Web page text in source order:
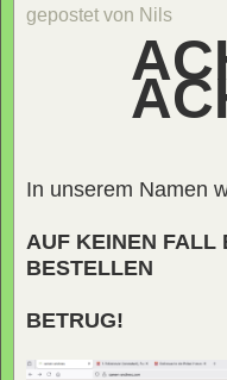
gepostet von Nils
In unserem Namen
AUF KEINEN FALL
BESTELLEN
BETRUG!